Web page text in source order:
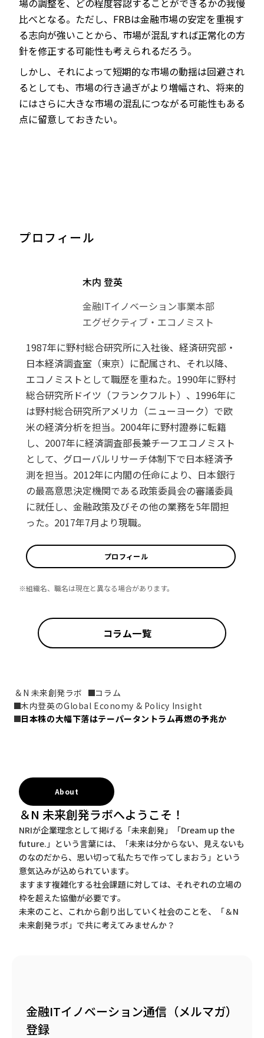
場の調整を、どの程度容認することができるかの我慢
比べとなる。ただし、FRBは金融市場の安定を重視す
る志向が強いことから、市場が混乱すれば正常化の方
針を修正する可能性も考えられるだろう。
しかし、それによって短期的な市場の動揺は回避され
るとしても、市場の行き過ぎがより増幅され、将来的
にはさらに大きな市場の混乱につながる可能性もある
点に留意しておきたい。
プロフィール
木内 登英
金融ITイノベーション事業本部
エグゼクティブ・エコノミスト
1987年に野村総合研究所に入社後、経済研究部・
日本経済調査室（東京）に配属され、それ以降、
エコノミストとして職歴を重ねた。1990年に野村
総合研究所ドイツ（フランクフルト）、1996年に
は野村総合研究所アメリカ（ニューヨーク）で欧
米の経済分析を担当。2004年に野村證券に転籍
し、2007年に経済調査部長兼チーフエコノミスト
として、グローバルリサーチ体制下で日本経済予
測を担当。2012年に内閣の任命により、日本銀行
の最高意思決定機関である政策委員会の審議委員
に就任し、金融政策及びその他の業務を5年間担
った。2017年7月より現職。
プロフィール
※組織名、職名は現在と異なる場合があります。
コラム一覧
＆N 未来創発ラボ
コラム
木内登英のGlobal Economy & Policy Insight
日本株の大幅下落はテーパータントラム再燃の予兆か
About
＆N 未来創発ラボへようこそ！
NRIが企業理念として掲げる「未来創発」「Dream up the
future.」という言葉には、「未来は分からない、見えないも
のなのだから、思い切って私たちで作ってしまおう」という
意気込みが込められています。
ますます複雑化する社会課題に対しては、それぞれの立場の
枠を超えた協働が必要です。
未来のこと、これから創り出していく社会のことを、「＆N
未来創発ラボ」で共に考えてみませんか？
金融ITイノベーション通信（メルマガ）
登録